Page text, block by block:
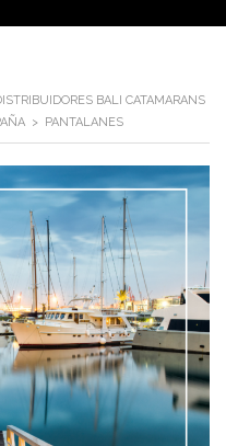
BALI CATAMARANS
> PANTALANES